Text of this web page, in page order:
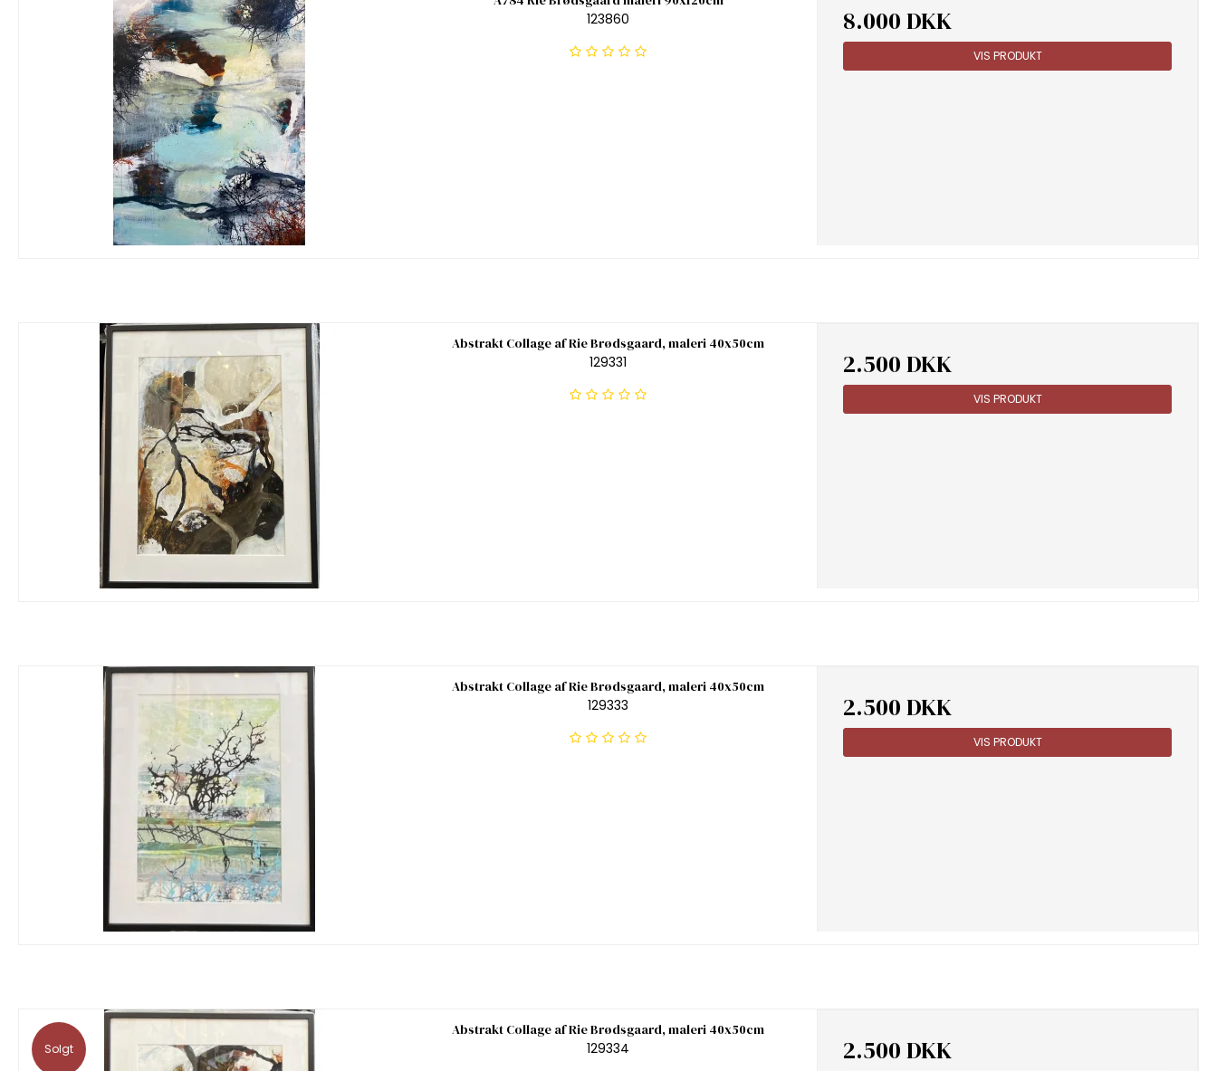
123860
8.000 DKK
VIS PRODUKT
Abstrakt Collage af Rie Brødsgaard, maleri 40x50cm
129331
2.500 DKK
VIS PRODUKT
Abstrakt Collage af Rie Brødsgaard, maleri 40x50cm
129333
2.500 DKK
VIS PRODUKT
Solgt
Abstrakt Collage af Rie Brødsgaard, maleri 40x50cm
129334
2.500 DKK